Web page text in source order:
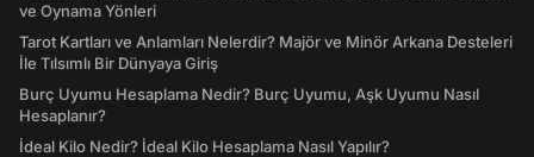
ve Oynama Yönleri
Tarot Kartları ve Anlamları Nelerdir? Majör ve Minör Arkana Desteleri
İle Tılsımlı Bir Dünyaya Giriş
Burç Uyumu Hesaplama Nedir? Burç Uyumu, Aşk Uyumu Nasıl
Hesaplanır?
İdeal Kilo Nedir? İdeal Kilo Hesaplama Nasıl Yapılır?